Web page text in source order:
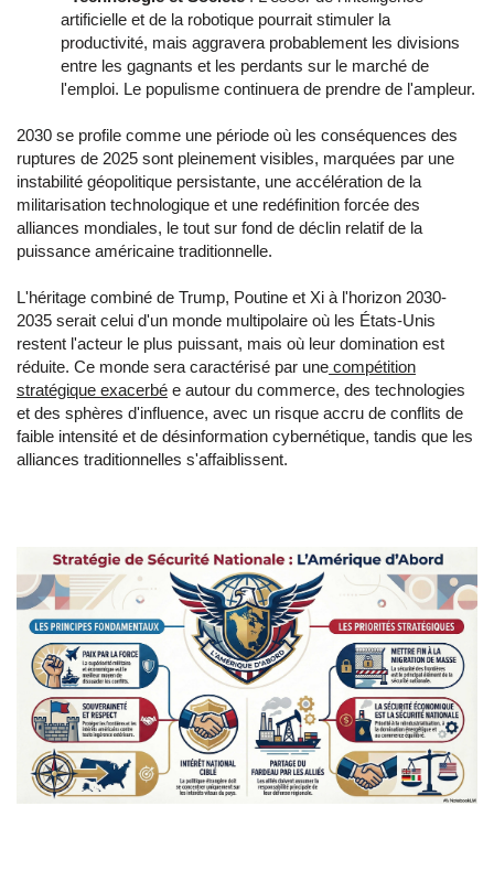
artificielle et de la robotique pourrait stimuler la
productivité, mais aggravera probablement les divisions
entre les gagnants et les perdants sur le marché de
l'emploi. Le populisme continuera de prendre de l'ampleur.
2030 se profile comme une période où les conséquences des
ruptures de 2025 sont pleinement visibles, marquées par une
instabilité géopolitique persistante, une accélération de la
militarisation technologique et une redéfinition forcée des
alliances mondiales, le tout sur fond de déclin relatif de la
puissance américaine traditionnelle.
L'héritage combiné de Trump, Poutine et Xi à l'horizon 2030-
2035 serait celui d'un monde multipolaire où les États-Unis
restent l'acteur le plus puissant, mais où leur domination est
réduite. Ce monde sera caractérisé par une compétition
stratégique exacerbé e autour du commerce, des technologies
et des sphères d'influence, avec un risque accru de conflits de
faible intensité et de désinformation cybernétique, tandis que les
alliances traditionnelles s'affaiblissent.